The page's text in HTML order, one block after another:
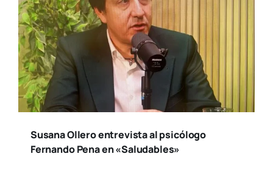
Susana Ollero entrevista al psicólogo
Fernando Pena en «Saludables»